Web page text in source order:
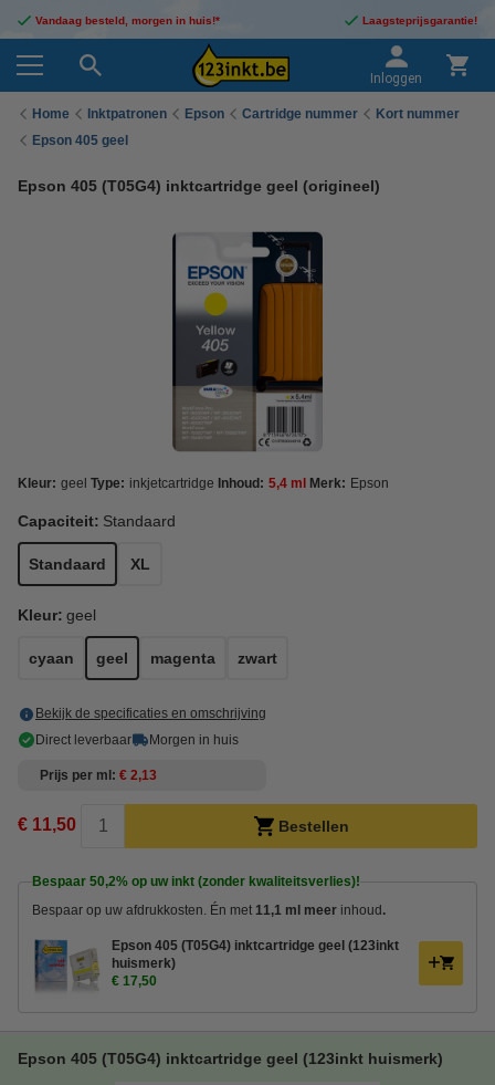
Vandaag besteld, morgen in huis!* Laagsteprijsgarantie!
Inloggen
Home Inktpatronen Epson Cartridge nummer
Kort nummer
Epson 405 geel
Epson 405 (T05G4) inktcartridge geel (origineel)
Kleur: geel Type: inkjetcartridge Inhoud: 5,4 ml Merk: Epson
Capaciteit: Standaard
Standaard XL
Kleur: geel
cyaan geel magenta zwart
Bekijk de specificaties en omschrijving
Direct leverbaar
Morgen in huis
Prijs per ml € 2,13
€ 11,50 Bestellen
Bespaar 50,2% op uw inkt (zonder kwaliteitsverlies)!
Bespaar op uw afdrukkosten. Én met 11,1 ml meer inhoud .
Epson 405 (T05G4) inktcartridge geel (123inkt
huismerk)
€ 17,50
Epson 405 (T05G4) inktcartridge geel (123inkt huismerk)